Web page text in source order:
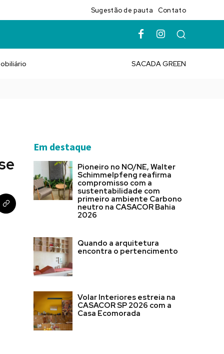
Sugestão de pauta Contato
SACADA GREEN
Em destaque
Pioneiro no NO/NE, Walter
Schimmelpfeng reafirma
compromisso com a
sustentabilidade com
primeiro ambiente Carbono
neutro na CASACOR Bahia
2026
Quando a arquitetura
encontra o pertencimento
Volar Interiores estreia na
CASACOR SP 2026 com a
Casa Ecomorada